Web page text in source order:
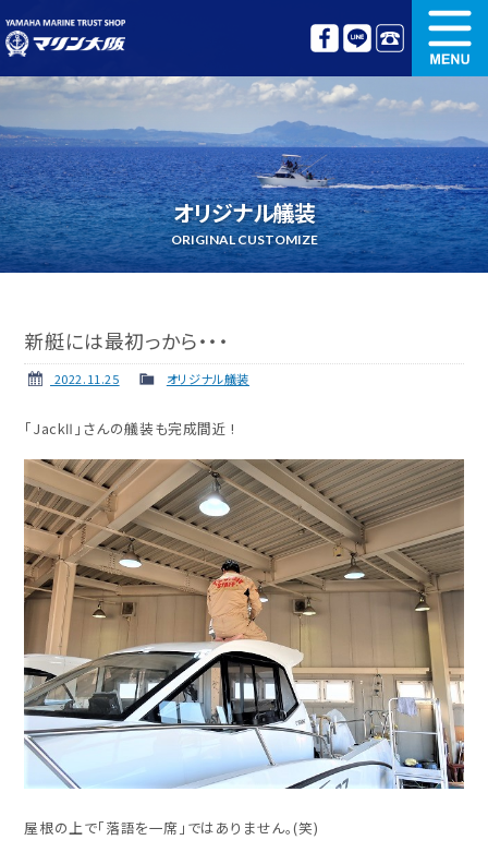
中古艇情報
オリジナル艤装 ボート免許講習
更新講習 クルージング情報
オリジナル艤装
ORIGINAL CUSTOMIZE
新艇には最初っから・・・
2022.11.25 オリジナル艤装
「JackⅡ」さんの艤装も完成間近 !
屋根の上で「落語を一席」ではありません。(笑)